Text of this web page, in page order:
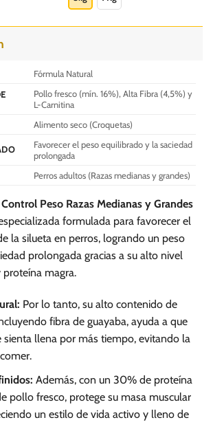
múltiples
pueden
la
página
producto
Fórmula Natural
Pollo fresco (mín. 16%), Alta Fibra (4,5%) y
L-Carnitina
Alimento seco (Croquetas)
Favorecer el peso equilibrado y la saciedad
prolongada
Perros adultos (Razas medianas y grandes)
Peso Razas Medianas y Grandes
formulada para favorecer el
la silueta en perros, logrando un peso
prolongada gracias a su alto nivel
magra.
Por lo tanto, su alto contenido de
fibra de guayaba, ayuda a que
sienta llena por más tiempo, evitando la
Además, con un 30% de proteína
pollo fresco, protege su masa muscular
un estilo de vida activo y lleno de